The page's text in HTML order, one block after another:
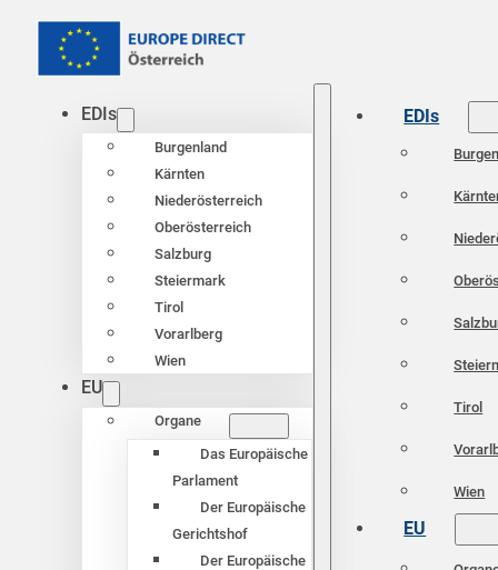
EDIs
Burgenland
Kärnten
Niederösterreich
Oberösterreich
Salzburg
Steiermark
Tirol
Vorarlberg
Wien
EU
Organe
Das Europäische
Parlament
Der Europäische
Gerichtshof
Der Europäische
EDIs
Tirol
Wien
EU